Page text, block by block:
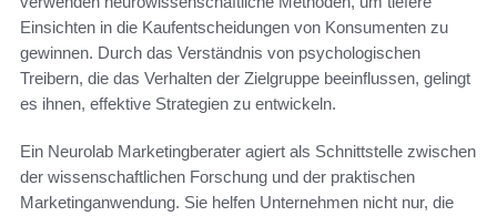
Einsichten in die Kaufentscheidungen von Konsumenten zu
gewinnen. Durch das Verständnis von psychologischen
Treibern, die das Verhalten der Zielgruppe beeinflussen, gelingt
es ihnen, effektive Strategien zu entwickeln.
Ein Neurolab Marketingberater agiert als Schnittstelle zwischen
der wissenschaftlichen Forschung und der praktischen
Marketinganwendung. Sie helfen Unternehmen nicht nur, die